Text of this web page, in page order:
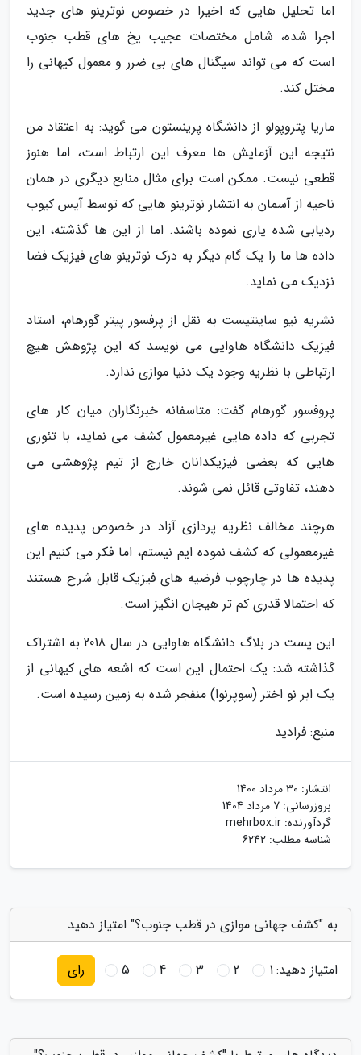
اما تحلیل هایی که اخیرا در خصوص نوترینو های جدید
اجرا شده، شامل مختصات عجیب یخ های قطب جنوب
است که می تواند سیگنال های بی ضرر و معمول کیهانی را
مختل کند.
ماریا پتروپولو از دانشگاه پرینستون می گوید: به اعتقاد من
نتیجه این آزمایش ها معرف این ارتباط است، اما هنوز
قطعی نیست. ممکن است برای مثال منابع دیگری در همان
ناحیه از آسمان به انتشار نوترینو هایی که توسط آیس کیوب
ردیابی شده یاری نموده باشند. اما از این ها گذشته، این
داده ها ما را یک گام دیگر به درک نوترینو های فیزیک فضا
نزدیک می نماید.
نشریه نیو ساینتیست به نقل از پرفسور پیتر گورهام، استاد
فیزیک دانشگاه هاوایی می نویسد که این پژوهش هیچ
ارتباطی با نظریه وجود یک دنیا موازی ندارد.
پروفسور گورهام گفت: متاسفانه خبرنگاران میان کار های
تجربی که داده هایی غیرمعمول کشف می نماید، با تئوری
هایی که بعضی فیزیکدانان خارج از تیم پژوهشی می
دهند، تفاوتی قائل نمی شوند.
هرچند مخالف نظریه پردازی آزاد در خصوص پدیده های
غیرمعمولی که کشف نموده ایم نیستم، اما فکر می کنیم این
پدیده ها در چارچوب فرضیه های فیزیک قابل شرح هستند
که احتمالا قدری کم تر هیجان انگیز است.
این پست در بلاگ دانشگاه هاوایی در سال 2018 به اشتراک
گذاشته شد: یک احتمال این است که اشعه های کیهانی از
یک ابر نو اختر (سوپرنوا) منفجر شده به زمین رسیده است.
منبع: فرادید
انتشار: 30 مرداد 1400
بروزرسانی: 7 مرداد 1404
گردآورنده: mehrbox.ir
شناسه مطلب: 6242
به "کشف جهانی موازی در قطب جنوب؟" امتیاز دهید
امتیاز دهید:1
2
3
4
5 رای